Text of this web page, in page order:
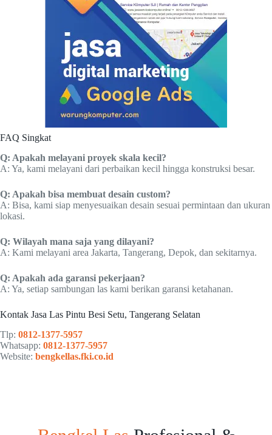
FAQ Singkat
Q: Apakah melayani proyek skala kecil?
A: Ya, kami melayani dari perbaikan kecil hingga konstruksi besar.
Q: Apakah bisa membuat desain custom?
A: Bisa, kami siap menyesuaikan desain sesuai permintaan dan ukuran
lokasi.
Q: Wilayah mana saja yang dilayani?
A: Kami melayani area Jakarta, Tangerang, Depok, dan sekitarnya.
Q: Apakah ada garansi pekerjaan?
A: Ya, setiap sambungan las kami berikan garansi ketahanan.
Kontak Jasa Las Pintu Besi Setu, Tangerang Selatan
Tlp: 0812-1377-5957
Whatsapp: 0812-1377-5957
Website: bengkellas.fki.co.id